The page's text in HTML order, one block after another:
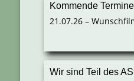
Kommende Termine
21.07.26 –
Wir sind Teil des